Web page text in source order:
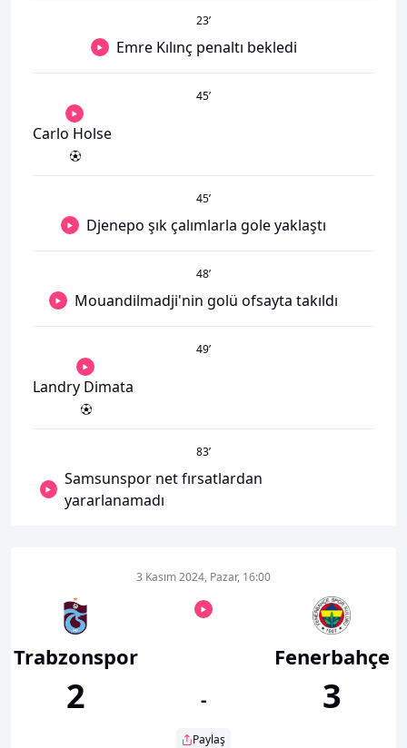
23’
Emre Kılınç penaltı bekledi
45’
Carlo Holse
45’
Djenepo şık çalımlarla gole yaklaştı
48’
Mouandilmadji'nin golü ofsayta takıldı
49’
Landry Dimata
83’
Samsunspor net fırsatlardan
yararlanamadı
Trabzonspor
2
3 Kasım 2024, Pazar, 16:00
-
Paylaş
Fenerbahçe
3